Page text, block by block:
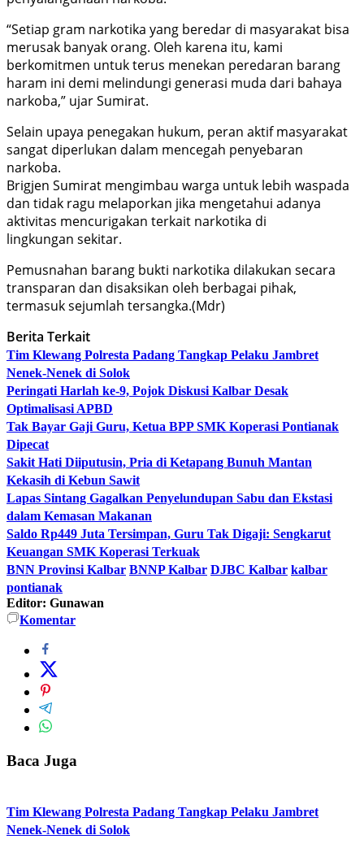
“Setiap gram narkotika yang beredar di masyarakat bisa
merusak banyak orang. Oleh karena itu, kami
berkomitmen untuk terus menekan peredaran barang
haram ini demi melindungi generasi muda dari bahaya
narkoba,” ujar Sumirat.
Selain upaya penegakan hukum, peran aktif masyarakat
sangat diperlukan dalam mencegah penyebaran
narkoba.
Brigjen Sumirat mengimbau warga untuk lebih waspada
dan tidak ragu melaporkan jika mengetahui adanya
aktivitas mencurigakan terkait narkotika di
lingkungan sekitar.
Pemusnahan barang bukti narkotika dilakukan secara
transparan dan disaksikan oleh berbagai pihak,
termasuk sejumlah tersangka.(Mdr)
Berita Terkait
Tim Klewang Polresta Padang Tangkap Pelaku Jambret
Nenek-Nenek di Solok
Peringati Harlah ke-9, Pojok Diskusi Kalbar Desak
Optimalisasi APBD
Tak Bayar Gaji Guru, Ketua BPP SMK Koperasi Pontianak
Dipecat
Sakit Hati Diiputusin, Pria di Ketapang Bunuh Mantan
Kekasih di Kebun Sawit
Lapas Sintang Gagalkan Penyelundupan Sabu dan Ekstasi
dalam Kemasan Makanan
Saldo Rp449 Juta Tersimpan, Guru Tak Digaji: Sengkarut
Keuangan SMK Koperasi Terkuak
BNN Provinsi Kalbar BNNP Kalbar DJBC Kalbar kalbar
pontianak
Editor: Gunawan
Komentar
Baca Juga
Tim Klewang Polresta Padang Tangkap Pelaku Jambret
Nenek-Nenek di Solok